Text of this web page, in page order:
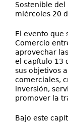
Sostenible del
miércoles 20
El evento que
Comercio
aprovechar
el capítulo 13
sus objetivos
comerciales,
inversión,
promover la
Bajo este